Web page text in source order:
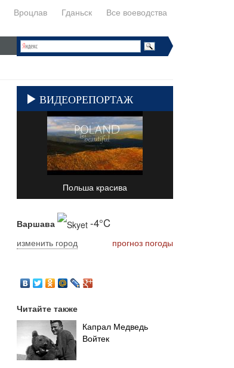
Вроцлав Гданьск Все воеводства
ВИДЕОРЕПОРТАЖ
Польша красива
Варшава -4°C
изменить город прогноз погоды
Читайте также
Капрал Медведь
Войтек